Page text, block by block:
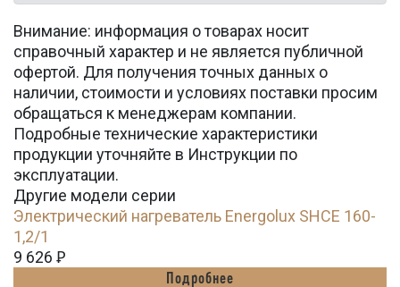
Внимание: информация о товарах носит
справочный характер и не является публичной
офертой. Для получения точных данных о
наличии, стоимости и условиях поставки просим
обращаться к менеджерам компании.
Подробные технические характеристики
продукции уточняйте в Инструкции по
эксплуатации.
Другие модели серии
Электрический нагреватель Energolux SHCE 160-
1,2/1
9 626 Ꝑ
Подробнее